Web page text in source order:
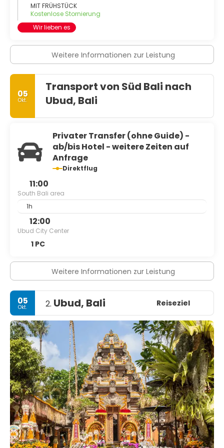
MIT FRÜHSTÜCK
Kostenlose Stornierung
Wir lieben es
Weitere Informationen zur Leistung
05
Okt.
Transport von Süd Bali nach
Ubud, Bali
Privater Transfer (ohne Guide) -
ab/bis Hotel - weitere Zeiten auf
Anfrage
Direktflug
11:00
South Bali area
1h
12:00
Ubud City Center
1 PC
Weitere Informationen zur Leistung
05
Okt. 2. Ubud, Bali Reiseziel